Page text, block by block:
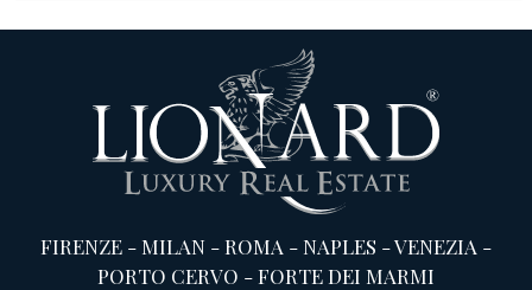
FIRENZE -MILAN -ROMA -NAPLES -VENEZIA -
PORTO CERVO -FORTE DEI MARMI